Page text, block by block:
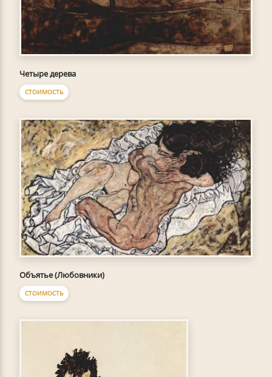
Четыре дерева
СТОИМОСТЬ
Объятье (Любовники)
СТОИМОСТЬ